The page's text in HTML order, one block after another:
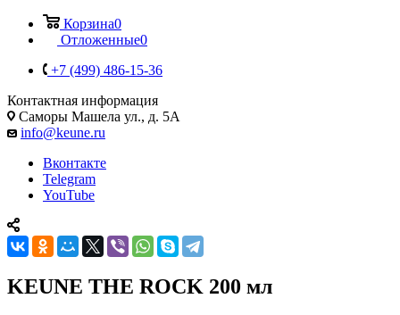
Корзина0
Отложенные0
+7 (499) 486-15-36
Контактная информация
Саморы Машела ул., д. 5А
info@keune.ru
Вконтакте
Telegram
YouTube
KEUNE THE ROCK 200 мл